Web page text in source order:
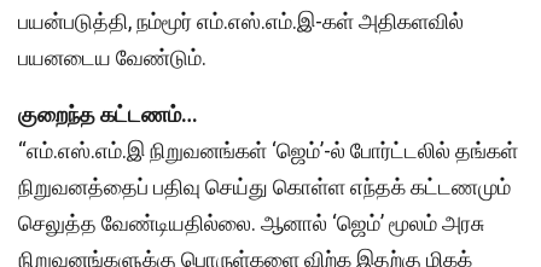
பயன்படுத்தி, நம்மூர் எம்.எஸ்.எம்.இ-கள் அதிகளவில்
பயனடைய வேண்டும்.
குறைந்த கட்டணம்…
‘‘எம்.எஸ்.எம்.இ நிறுவனங்கள் ‘ஜெம்’-ல் போர்ட்டலில் தங்கள்
நிறுவனத்தைப் பதிவு செய்து கொள்ள எந்தக் கட்டணமும்
செலுத்த வேண்டியதில்லை. ஆனால் ‘ஜெம்’ மூலம் அரசு
நிறுவனங்களுக்கு பொருள்களை விற்க இதற்கு மிகக்